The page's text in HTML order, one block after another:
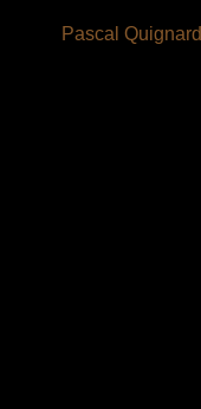
Pascal Quignard